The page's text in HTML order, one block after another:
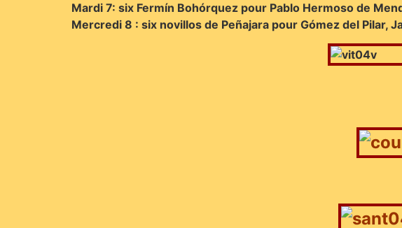
Mardi 7: six Fermín Bohórquez pour Pablo Hermoso de
Mercredi 8 : six novillos de Peñajara pour Gómez del Pilar,